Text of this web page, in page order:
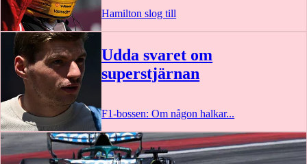
Hamilton slog till
Udda svaret om
superstjärnan
F1-bossen: Om någon halkar...